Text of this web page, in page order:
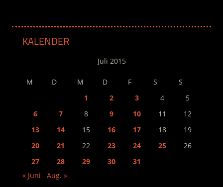
KALENDER
Juli 2015
M D M D F S
S
1
2 3 4
5
6
7 8 9 10 11
12
13
14 15 16 17 18
19
20
21 22 23 24 25
26
27
28 29 30
31
« Juni
Aug. »